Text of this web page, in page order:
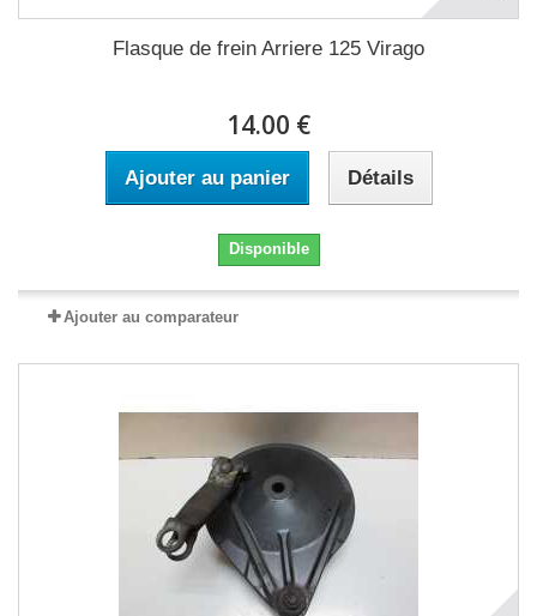
Flasque de frein Arriere 125 Virago
14.00 €
Ajouter au panier Détails
Disponible
Ajouter au comparateur